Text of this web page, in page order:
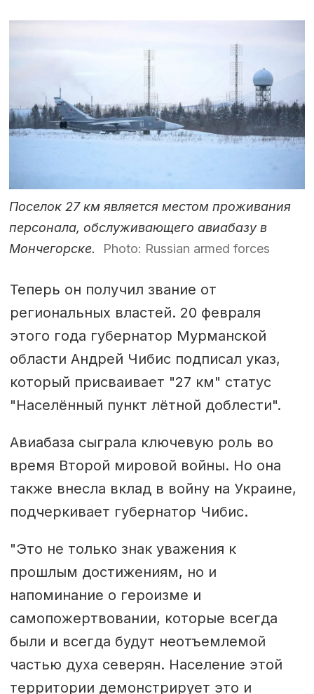
Поселок 27 км является местом проживания
персонала, обслуживающего авиабазу в
Мончегорске.
Photo: Russian armed forces
Теперь он получил звание от
региональных властей. 20 февраля
этого года губернатор Мурманской
области Андрей Чибис подписал указ,
который присваивает "27 км" статус
"Населённый пункт лётной доблести".
Авиабаза сыграла ключевую роль во
время Второй мировой войны. Но она
также внесла вклад в войну на Украине,
подчеркивает губернатор Чибис.
"Это не только знак уважения к
прошлым достижениям, но и
напоминание о героизме и
самопожертвовании, которые всегда
были и всегда будут неотъемлемой
частью духа северян. Население этой
территории демонстрирует это и